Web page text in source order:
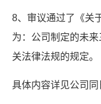
8、审议通过了《关
为：公司制定的未
关法律法规的规定。
具体内容详见公司